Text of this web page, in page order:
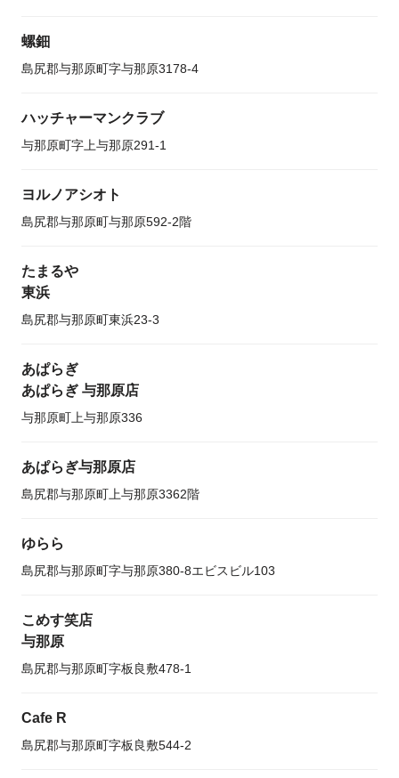
螺鈿
島尻郡与那原町字与那原3178-4
ハッチャーマンクラブ
与那原町字上与那原291-1
ヨルノアシオト
島尻郡与那原町与那原592-2階
たまるや
東浜
島尻郡与那原町東浜23-3
あぱらぎ
あぱらぎ 与那原店
与那原町上与那原336
あぱらぎ与那原店
島尻郡与那原町上与那原3362階
ゆらら
島尻郡与那原町字与那原380-8エビスビル103
こめす笑店
与那原
島尻郡与那原町字板良敷478-1
Cafe R
島尻郡与那原町字板良敷544-2